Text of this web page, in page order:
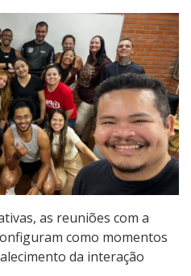
as reuniões com a
como momentos
da interação